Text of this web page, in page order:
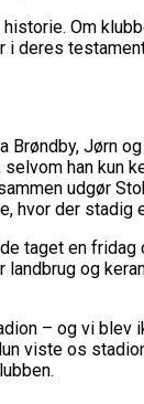
Om
Jørn
han
udgør
hvor der
taget en
og
– og vi
viste os